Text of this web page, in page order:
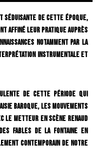
séduisante de cette époque,
affiné leur pratique auprès
notamment par la
instrumentale et
de cette période qui
baroque, Les Mouvements
le metteur en scène Renaud
fables de La Fontaine en
contemporain de notre